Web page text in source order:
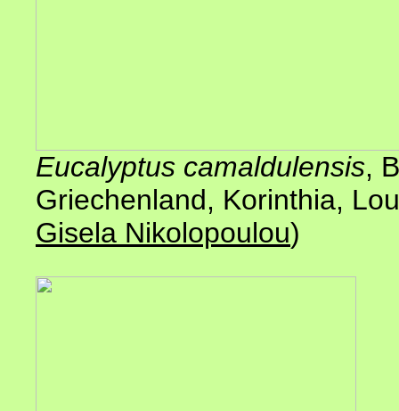
Eucalyptus camaldulensis,
Griechenland, Korinthia,
Gisela Nikolopoulou)